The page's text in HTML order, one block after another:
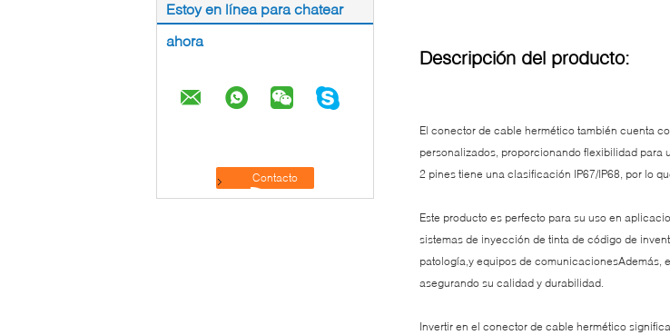
Estoy en línea para chatear
ahora
Descripción del producto:
El conector de cable hermético también cuenta
personalizados, proporcionando flexibilidad para
2 pines tiene una clasificación IP67/IP68, por lo
Este producto es perfecto para su uso en
sistemas de inyección de tinta de código de
patología,y equipos de comunicacionesAdemás,
asegurando su calidad y durabilidad.
Invertir en el conector de cable hermético